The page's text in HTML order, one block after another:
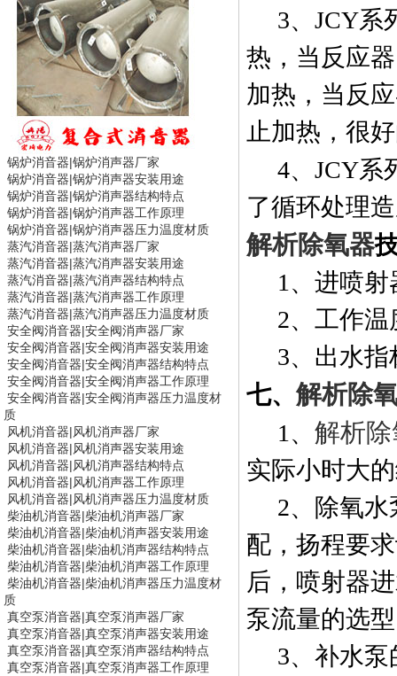
锅炉消音器|锅炉消声器厂家
锅炉消音器|锅炉消声器安装用途
锅炉消音器|锅炉消声器结构特点
锅炉消音器|锅炉消声器工作原理
锅炉消音器|锅炉消声器压力温度材质
蒸汽消音器|蒸汽消声器厂家
蒸汽消音器|蒸汽消声器安装用途
蒸汽消音器|蒸汽消声器结构特点
蒸汽消音器|蒸汽消声器工作原理
蒸汽消音器|蒸汽消声器压力温度材质
安全阀消音器|安全阀消声器厂家
安全阀消音器|安全阀消声器安装用途
安全阀消音器|安全阀消声器结构特点
安全阀消音器|安全阀消声器工作原理
安全阀消音器|安全阀消声器压力温度材
质
风机消音器|风机消声器厂家
风机消音器|风机消声器安装用途
风机消音器|风机消声器结构特点
风机消音器|风机消声器工作原理
风机消音器|风机消声器压力温度材质
柴油机消音器|柴油机消声器厂家
柴油机消音器|柴油机消声器安装用途
柴油机消音器|柴油机消声器结构特点
柴油机消音器|柴油机消声器工作原理
柴油机消音器|柴油机消声器压力温度材
质
真空泵消音器|真空泵消声器厂家
真空泵消音器|真空泵消声器安装用途
真空泵消音器|真空泵消声器结构特点
真空泵消音器|真空泵消声器工作原理
3、 JCY系
热，当反应
加热，当反
止加热，很
4、 JCY系
了循环处理
解析除氧器
1、进喷
2、工作
3、出水
七、 解析除
1、 解析
实际小时大
2、除氧
配，扬程要
后，喷射器
泵流量的选
3、补水